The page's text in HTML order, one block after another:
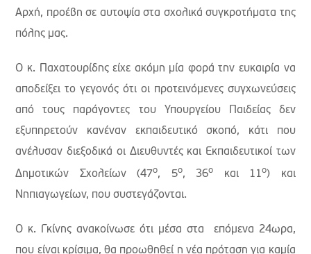
Αρχή, προέβη σε αυτοψία στα σχολικά συγκροτήματα της
πόλης μας.
Ο κ. Παχατουρίδης είχε ακόμη μία φορά την ευκαιρία να
αποδείξει το γεγονός ότι οι προτεινόμενες συγχωνεύσεις
από τους παράγοντες του Υπουργείου Παιδείας δεν
εξυπηρετούν κανέναν εκπαιδευτικό σκοπό, κάτι που
ανέλυσαν διεξοδικά οι Διευθυντές και Εκπαιδευτικοί των
Δημοτικών Σχολείων (47ο, 5ο, 36ο και 11ο) και
Νηπιαγωγείων, που συστεγάζονται.
Ο κ. Γκίνης ανακοίνωσε ότι μέσα στα επόμενα 24ωρα,
που είναι κρίσιμα, θα προωθηθεί η νέα πρόταση για καμία